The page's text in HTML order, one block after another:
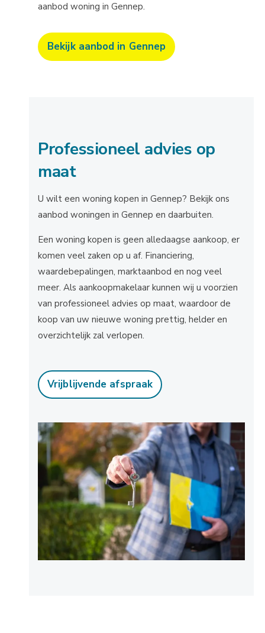
aanbod woning in Gennep.
Bekijk aanbod in Gennep
Professioneel advies op
maat
U wilt een woning kopen in Gennep? Bekijk ons
aanbod woningen in Gennep en daarbuiten.
Een woning kopen is geen alledaagse aankoop, er
komen veel zaken op u af. Financiering,
waardebepalingen, marktaanbod en nog veel
meer. Als aankoopmakelaar kunnen wij u voorzien
van professioneel advies op maat, waardoor de
koop van uw nieuwe woning prettig, helder en
overzichtelijk zal verlopen.
Vrijblijvende afspraak